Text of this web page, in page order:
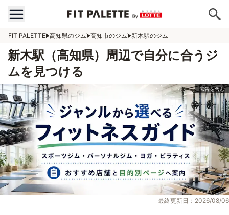
FIT PALETTE 高知県のジム 高知市のジム 新木駅のジム
新木駅（高知県）周辺で自分に合うジ
ムを見つける
最終更新日：2026/08/06